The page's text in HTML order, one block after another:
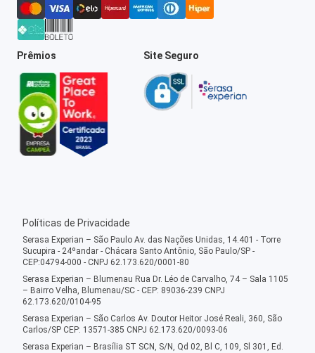
Prêmios Site Seguro
Políticas de Privacidade
Serasa Experian – São Paulo Av. das Nações Unidas, 14.401 - Torre
Sucupira - 24ºandar - Chácara Santo Antônio, São Paulo/SP -
CEP:04794-000 - CNPJ 62.173.620/0001-80
Serasa Experian – Blumenau Rua Dr. Léo de Carvalho, 74 – Sala 1105
– Bairro Velha, Blumenau/SC - CEP: 89036-239 CNPJ
62.173.620/0104-95
Serasa Experian – São Carlos Av. Doutor Heitor José Reali, 360, São
Carlos/SP CEP: 13571-385 CNPJ 62.173.620/0093-06
Serasa Experian – Brasília ST SCN, S/N, Qd 02, Bl C, 109, Sl 301, Ed.